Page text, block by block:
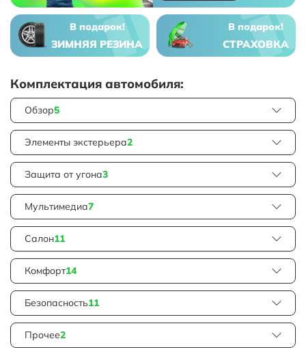
В подарок!
ЗИМНЯЯ РЕЗИНА
В подарок!
СТРАХОВКА
Комплектация автомобиля:
Обзор5
Элементы экстерьера2
Защита от угона3
Мультимедиа7
Салон11
Комфорт14
Безопасность11
Прочее2